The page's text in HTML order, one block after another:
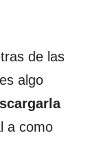
de las
algo
a como